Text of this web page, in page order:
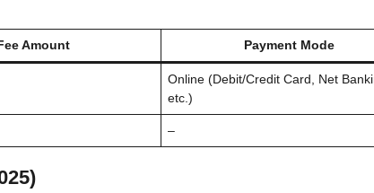
Amount Payment Mode
Online (Debit/Credit Card, Net
etc.)
–